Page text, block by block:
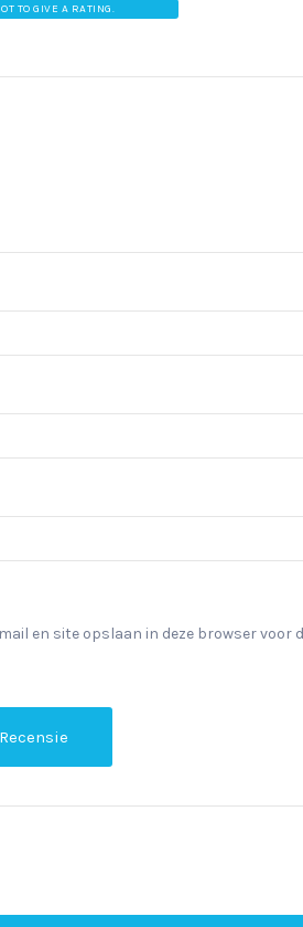
TO GIVE A RATING.
en site opslaan in deze browser voor